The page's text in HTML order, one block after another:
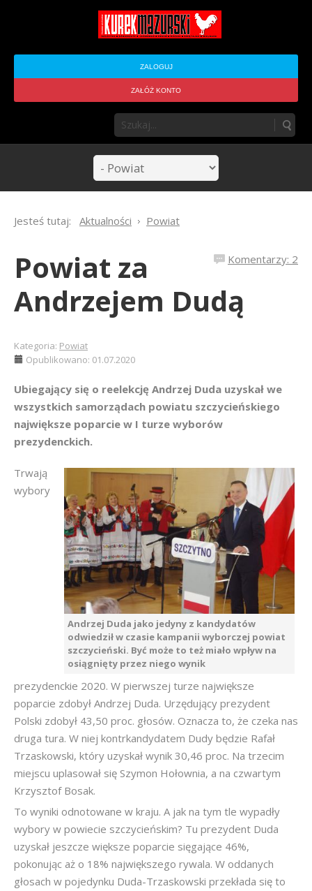
ZALOGUJ
ZAŁÓŻ KONTO
Jesteś tutaj: Aktualności Powiat
Komentarzy: 2
Powiat za
Andrzejem Dudą
Kategoria: Powiat
Opublikowano: 01.07.2020
Ubiegający się o reelekcję Andrzej Duda uzyskał we
wszystkich samorządach powiatu szczycieńskiego
największe poparcie w I turze wyborów
prezydenckich.
Andrzej Duda jako jedyny z kandydatów
odwiedził w czasie kampanii wyborczej powiat
szczycieński. Być może to też miało wpływ na
osiągnięty przez niego wynik
Trwają
wybory
prezydenckie 2020. W pierwszej turze największe
poparcie zdobył Andrzej Duda. Urzędujący prezydent
Polski zdobył 43,50 proc. głosów. Oznacza to, że czeka nas
druga tura. W niej kontrkandydatem Dudy będzie Rafał
Trzaskowski, który uzyskał wynik 30,46 proc. Na trzecim
miejscu uplasował się Szymon Hołownia, a na czwartym
Krzysztof Bosak.
To wyniki odnotowane w kraju. A jak na tym tle wypadły
wybory w powiecie szczycieńskim? Tu prezydent Duda
uzyskał jeszcze większe poparcie sięgające 46%,
pokonując aż o 18% największego rywala. W oddanych
głosach w pojedynku Duda-Trzaskowski przekłada się to